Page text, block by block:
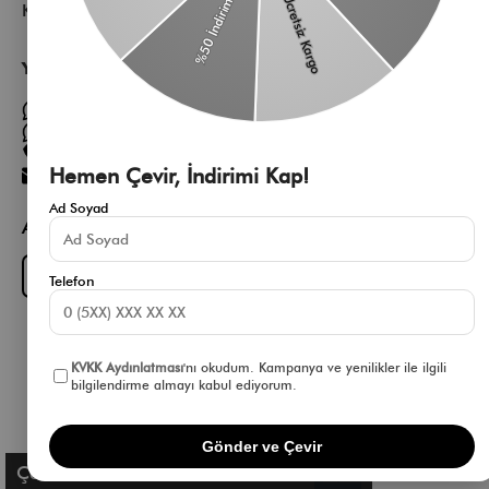
Kurumsal
Yardıma mı ihtiyacın var?
Müşteri Hizmetleri WhatsApp Hattı
[email protected]
App Fırsatlarını Kaçırma
App Store
Çerez Kullanımı
Hemen Çevir, İndirimi Kap!
Ad Soyad
Telefon
KVKK Aydınlatması'nı okudum. Kampanya ve yenilikler ile ilgili
bilgilendirme almayı kabul ediyorum.
Gönder ve Çevir